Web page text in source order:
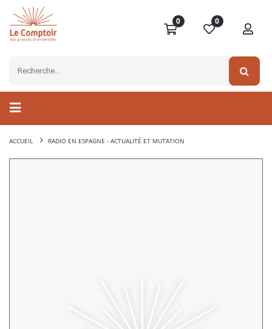
0 0
ACCUEIL RADIO EN ESPAGNE - ACTUALITÉ ET MUTATION